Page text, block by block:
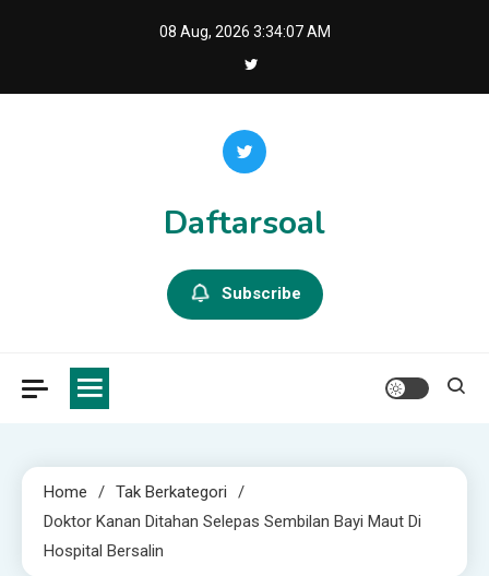
08 Aug, 2026 3:34:07 AM
Daftarsoal
Subscribe
Home
Tak Berkategori
Doktor Kanan Ditahan Selepas Sembilan Bayi Maut Di
Hospital Bersalin